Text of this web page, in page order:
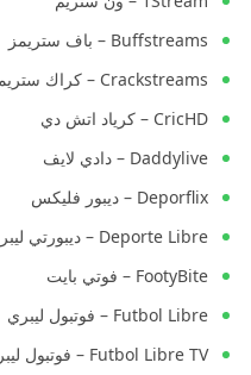
Buffstreams – باف ستريمز
Crackstreams – كراك ستريمز
CricHD – كرياد اتش دي
Daddylive – دادي لايف
Deporflix – ديبور فليكس
Deporte Libre – ديبورتي ليبري
FootyBite – فوتي بايت
Futbol Libre – فوتبول ليبري
Futbol Libre TV – فوتبول ليبري تي في